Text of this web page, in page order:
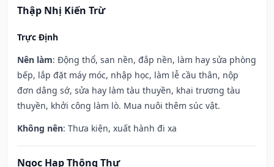
Thập Nhị Kiến Trừ
Trực Định
Nên làm: Động thổ, san nền, đắp nền, làm hay sửa phòng
bếp, lắp đặt máy móc, nhập học, làm lễ cầu thân, nộp
đơn dâng sớ, sửa hay làm tàu thuyền, khai trương tàu
thuyền, khởi công làm lò. Mua nuôi thêm súc vật.
Không nên: Thưa kiện, xuất hành đi xa
Ngọc Hạp Thông Thư